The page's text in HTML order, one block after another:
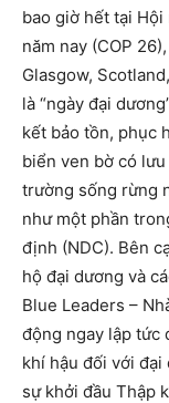
bao giờ hết tại
năm nay (COP
Glasgow,
là “ngày đại
kết bảo tồn, phục
biển ven bờ có lưu
trường sống rừng
như một phần
định (NDC). Bên
hộ đại dương và
Blue Leaders –
động ngay lập tức
khí hậu đối với đại
sự khởi đầu Thập